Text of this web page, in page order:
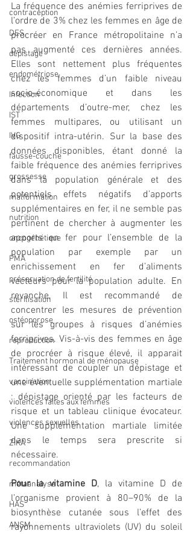
contraception
DES
dépistage
endométriose
Infection
IST
IVG
fausse-couche
grossesse
malformation
nutrition
oncogénétique
PMA
préservation de fertilité
stérilisation
ostéoporose
reproduction
Traitement hormonal de ménopause
vaccination
violences faites aux femmes
violences sexuelles
ZIKA
recommandation
métaanalyse
HAS
ANSM
La fréquence des anémies ferriprives de
l’ordre de 3% chez les femmes en âge de
procréer en France métropolitaine n’a
pas augmenté ces dernières années.
Elles sont nettement plus fréquentes
chez les femmes d’un faible niveau
socio-économique et dans les
départements d’outre-mer, chez les
femmes multipares, ou utilisant un
dispositif intra-utérin. Sur la base des
données disponibles, étant donné la
faible fréquence des anémies ferriprives
dans la population générale et des
potentiels effets négatifs d’apports
supplémentaires en fer, il ne semble pas
pertinent de chercher à augmenter les
apports en fer pour l’ensemble de la
population par exemple par un
enrichissement en fer d’aliments
vecteurs pour la population adulte. En
revanche, Il est recommandé de
concentrer les mesures de prévention
sur les groupes à risques d’anémies
ferriprives. Vis-à-vis des femmes en âge
de procréer à risque élevé, il apparait
intéressant de coupler un dépistage et
une éventuelle supplémentation martiale
: dépistage orienté par les facteurs de
risque et un tableau clinique évocateur.
Une supplémentation martiale limitée
dans le temps sera prescrite si
nécessaire.
Pour la vitamine D, la vitamine D de
l’organisme provient à 80–90% de la
biosynthèse cutanée sous l’effet des
rayonnements ultraviolets (UV) du soleil